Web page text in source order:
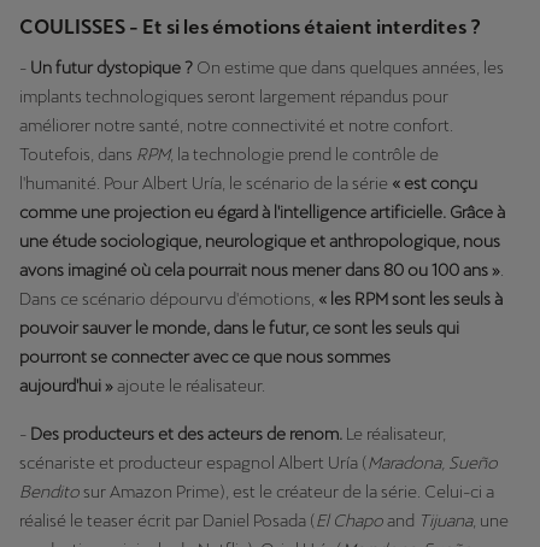
COULISSES - Et si les émotions étaient interdites ?
- Un futur dystopique ? On estime que dans quelques années, les
implants technologiques seront largement répandus pour
améliorer notre santé, notre connectivité et notre confort.
Toutefois, dans RPM, la technologie prend le contrôle de
l'humanité. Pour Albert Uría, le scénario de la série « est conçu
comme une projection eu égard à l'intelligence artificielle. Grâce à
une étude sociologique, neurologique et anthropologique, nous
avons imaginé où cela pourrait nous mener dans 80 ou 100 ans »
Dans ce scénario dépourvu d'émotions, « les RPM sont les seuls à
pouvoir sauver le monde, dans le futur, ce sont les seuls qui
pourront se connecter avec ce que nous sommes
aujourd'hui »ajoute le réalisateur.
- Des producteurs et des acteurs de renom. Le réalisateur,
scénariste et producteur espagnol Albert Uría (Maradona, Sueño
Benditosur Amazon Prime), est le créateur de la série. Celui-ci a
réalisé le teaser écrit par Daniel Posada (El Chapoand Tijuana, une